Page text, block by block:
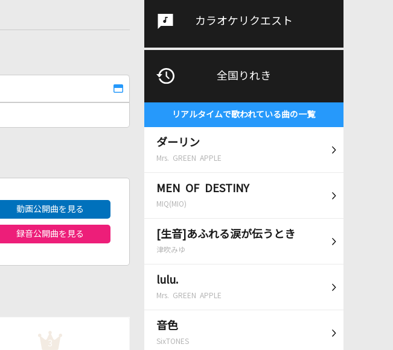
カラオケリクエスト
全国りれき
リアルタイムで歌われている曲の一覧
ダーリン
Mrs. GREEN APPLE
MEN OF DESTINY
MIQ(MIO)
[生音]あふれる涙が伝うとき
津吹みゆ
lulu.
Mrs. GREEN APPLE
音色
SixTONES
動画公開曲を見る
録音公開曲を見る
3